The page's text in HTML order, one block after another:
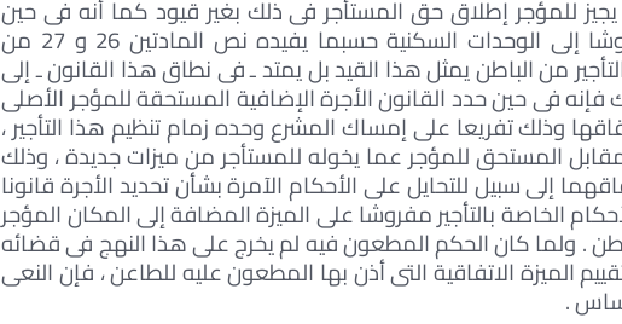
يجيز للمؤجر إطلاق حق المستأجر فى ذلك بغير قيود كما أنه فى حين
تنصرف الأحكام القانونية للتأجير مفروشا إلى الوحدات السكنية حسبما يفيده نص المادتين 26 و 27 من
لسنة 1969 ، لا يتقيد بالتأجير من الباطن يمثل هذا القيد بل يمتد ـ فى نطاق هذا القانون ـ إلى
فى حين حدد القانون الأجرة الإضافية المستحقة للمؤجر الأصلى
وذلك تفريعا على إمساك المشرع وحده زمام تنظيم هذا التأجير ،
المستحق للمؤجر عما يخوله للمستأجر من ميزات جديدة ، وذلك
إلى سبيل للتحايل على الأحكام الآمرة بشأن تحديد الأجرة قانونا
الخاصة بالتأجير مفروشا على الميزة المضافة إلى المكان المؤجر
. ولما كان الحكم المطعون فيه لم يخرج على هذا النهج فى قضائه
الميزة الاتفاقية التى أذن بها المطعون عليه للطاعن ، فإن النعى
.